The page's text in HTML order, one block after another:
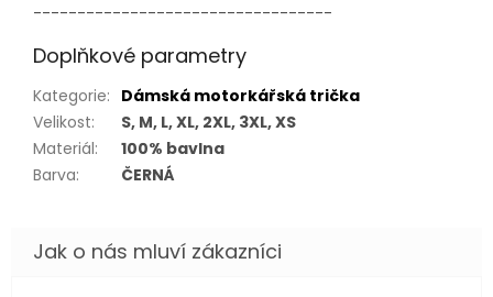
----------------------------------
Doplňkové parametry
Kategorie: Dámská motorkářská trička
Velikost:
S, M, L, XL, 2XL, 3XL, XS
Materiál:
100% bavlna
Barva: ČERNÁ